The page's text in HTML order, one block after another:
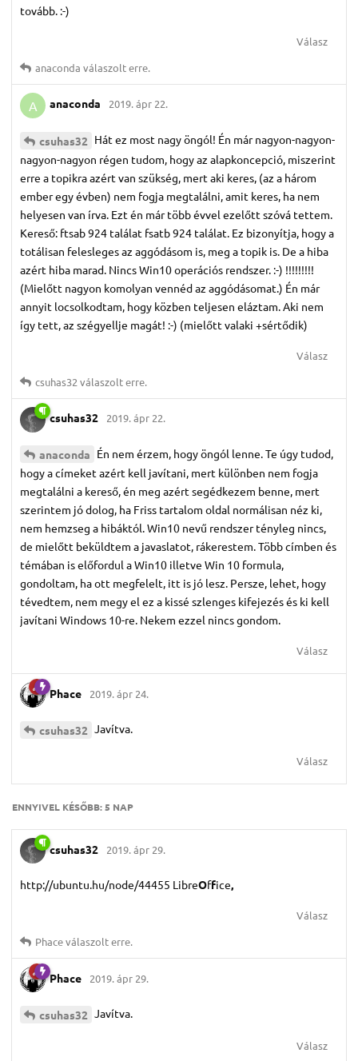
tovább. :-)
Válasz
anaconda válaszolt erre.
A anaconda 2019. ápr 22.
csuhas32 Hát ez most nagy öngól! Én már nagyon-nagyon-
nagyon-nagyon régen tudom, hogy az alapkoncepció, miszerint
erre a topikra azért van szükség, mert aki keres, (az a három
ember egy évben) nem fogja megtalálni, amit keres, ha nem
helyesen van írva. Ezt én már több évvel ezelőtt szóvá tettem.
Kereső: ftsab 924 találat fsatb 924 találat. Ez bizonyítja, hogy a
totálisan felesleges az aggódásom is, meg a topik is. De a hiba
azért hiba marad. Nincs Win10 operációs rendszer. :-) !!!!!!!!!
(Mielőtt nagyon komolyan vennéd az aggódásomat.) Én már
annyit locsolkodtam, hogy közben teljesen eláztam. Aki nem
így tett, az szégyellje magát! :-) (mielőtt valaki +sértődik)
Válasz
csuhas32 válaszolt erre.
csuhas32 2019. ápr 22.
anaconda Én nem érzem, hogy öngól lenne. Te úgy tudod,
hogy a címeket azért kell javítani, mert különben nem fogja
megtalálni a kereső, én meg azért segédkezem benne, mert
szerintem jó dolog, ha Friss tartalom oldal normálisan néz ki,
nem hemzseg a hibáktól. Win10 nevű rendszer tényleg nincs,
de mielőtt beküldtem a javaslatot, rákerestem. Több címben és
témában is előfordul a Win10 illetve Win 10 formula,
gondoltam, ha ott megfelelt, itt is jó lesz. Persze, lehet, hogy
tévedtem, nem megy el ez a kissé szlenges kifejezés és ki kell
javítani Windows 10-re. Nekem ezzel nincs gondom.
Válasz
Phace 2019. ápr 24.
csuhas32 Javítva.
Válasz
ENNYIVEL KÉSŐBB:5 NAP
csuhas32 2019. ápr 29.
http://ubuntu.hu/node/44455 LibreOffice,
Válasz
Phaceválaszolt erre.
Phace 2019. ápr 29.
csuhas32 Javítva.
Válasz